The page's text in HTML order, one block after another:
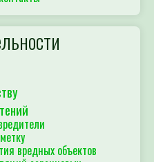
вредных объектов
саранчовых